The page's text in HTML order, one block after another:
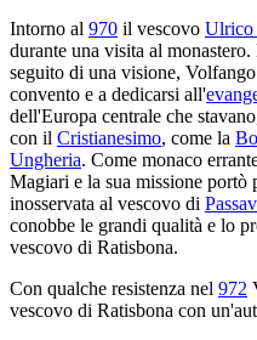
Intorno al 970 il vescovo Ulrico
durante una visita al
seguito di una visione,
convento e a dedicarsi all'
dell'Europa centrale che
con il Cristianesimo, come la
Ungheria. Come monaco
Magiari e la sua missione
inosservata al vescovo di
conobbe le grandi qualità e lo
vescovo di Ratisbona.
Con qualche resistenza nel 972
vescovo di Ratisbona con